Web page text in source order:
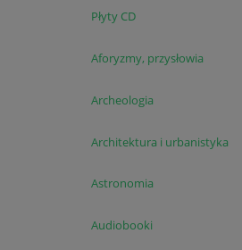
Płyty CD
Aforyzmy, przysłowia
Archeologia
Architektura i urbanistyka
Astronomia
Audiobooki